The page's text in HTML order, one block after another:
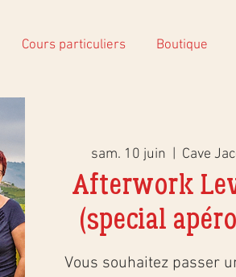
Cours particuliers Boutique
sam. 10 juin
  |
Cave
Afterwork
(special
Vous souhaitez passer